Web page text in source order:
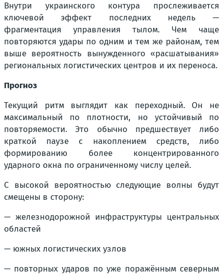
Внутри украинского контура прослеживается
ключевой эффект последних недель —
фрагментация управления тылом. Чем чаще
повторяются удары по одним и тем же районам, тем
выше вероятность вынужденного «расшатывания»
региональных логистических центров и их переноса.
Прогноз
Текущий ритм выглядит как переходный. Он не
максимальный по плотности, но устойчивый по
повторяемости. Это обычно предшествует либо
краткой паузе с накоплением средств, либо
формированию более концентрированного
ударного окна по ограниченному числу целей.
С высокой вероятностью следующие волны будут
смещены в сторону:
— железнодорожной инфраструктуры центральных
областей
— южных логистических узлов
— повторных ударов по уже поражённым северным